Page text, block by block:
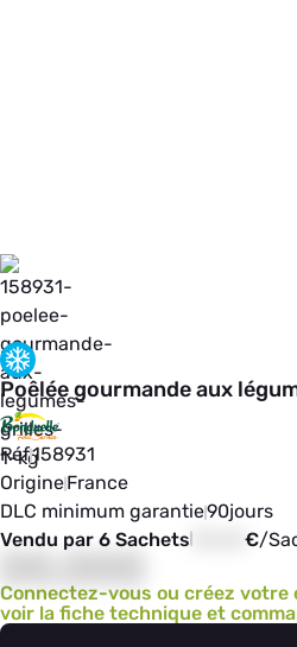
Poêlée gourmande aux
Réf158931
OrigineFrance
DLC minimum garantie90jours
Vendu par 6 Sachets
€/
Connectez-vous ou créez votre
voir la fiche technique et